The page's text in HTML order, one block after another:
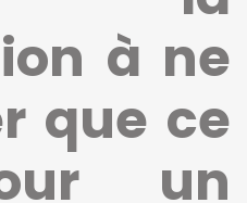
à ne
que ce
un